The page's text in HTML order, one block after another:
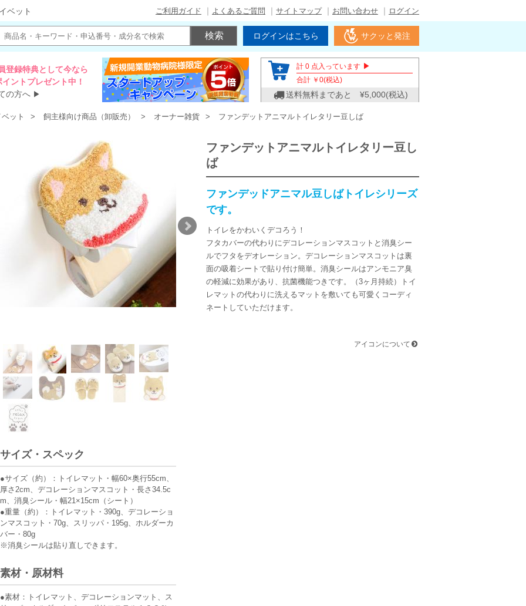
ベット ご利用ガイド よくあるご質問 サイトマップ お問い合わせ ログイン
ログインはこちら サクッと発注
登録特典として今なら
ントプレゼント中！
の方へ ▶
計 0 点入っています ▶
合計 ￥ 0(税込)
送料無料まであと ¥5,000(税込)
ット 飼主様向け商品（卸販売） オーナー雑貨 ファンデットアニマルトイレタリー豆しば
サイズ・スペック
●サイズ（約）：トイレマット・幅60×奥行55cm、
厚さ2cm、デコレーションマスコット・長さ34.5c
m、消臭シール・幅21×15cm（シート）
●重量（約）：トイレマット・390g、デコレーショ
ンマスコット・70g、スリッパ・195g、ホルダーカ
バー・80g
※消臭シールは貼り直しできます。
素材・原材料
●素材：トイレマット、デコレーションマット、ス
ファンデットアニマルトイレタリー豆し
ば
ファンデッドアニマル豆しばトイレシリーズ
です。
トイレをかわいくデコろう！
フタカバーの代わりにデコレーションマスコットと消臭シー
ルでフタをデオレーション。デコレーションマスコットは裏
面の吸着シートで貼り付け簡単。消臭シールはアンモニア臭
の軽減に効果があり、抗菌機能つきです。（3ヶ月持続）トイ
レマットの代わりに洗えるマットを敷いても可愛くコーディ
ネートしていただけます。
アイコンについて